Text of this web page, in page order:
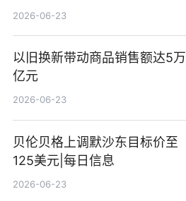
2026-06-23
以旧换新带动商品销售额达5万
亿元
2026-06-23
贝伦贝格上调默沙东目标价至
125美元|每日信息
2026-06-23